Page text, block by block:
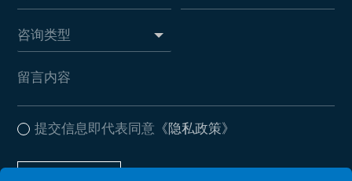
提交信息即代表同意 《隐私政策》